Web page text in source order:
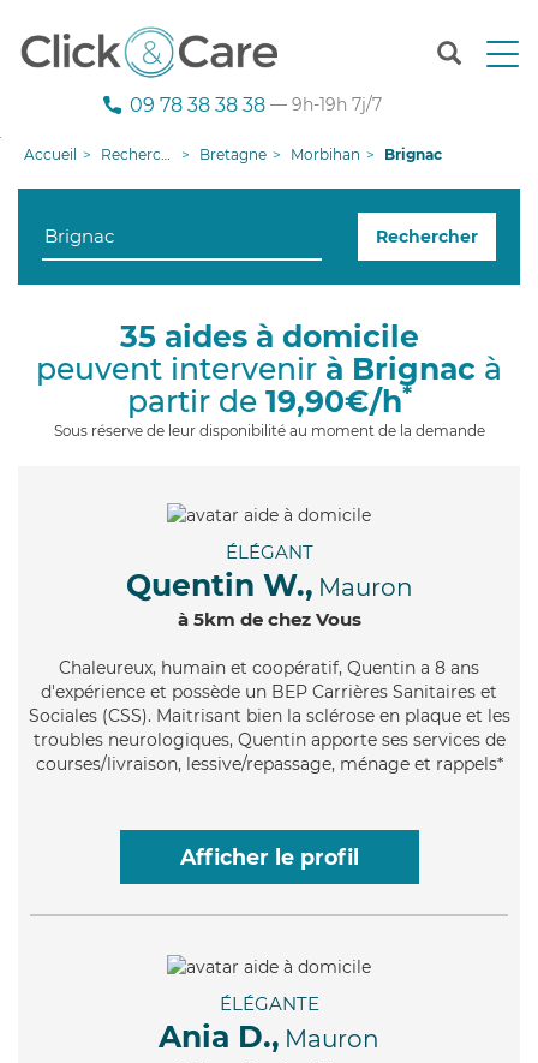
T
n
g
09 78 38 38 38 — 9h-19h 7j/7
Accueil Recherche aide à domicile Bretagne Morbihan Brignac
Rechercher
35 aides à domicile
peuvent intervenir à Brignac à
partir de 19,90€/h*
Sous réserve de leur disponibilité au moment de la demande
ÉLÉGANT
Quentin W., Mauron
à 5km de chez Vous
Chaleureux, humain et coopératif, Quentin a 8 ans
d'expérience et possède un BEP Carrières Sanitaires et
Sociales (CSS). Maitrisant bien la sclérose en plaque et les
troubles neurologiques, Quentin apporte ses services de
courses/livraison, lessive/repassage, ménage et rappels*
Afficher le profil
ÉLÉGANTE
Ania D., Mauron